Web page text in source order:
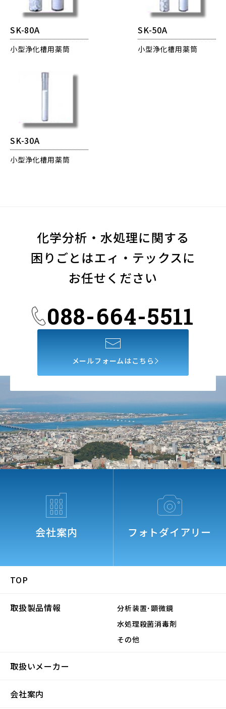
SK-80A
小型浄化槽用薬筒
SK-50A
小型浄化槽用薬筒
SK-30A
小型浄化槽用薬筒
化学分析・ 水処理に関する
困りごとはエィ・テックスに
お任せください
088-664-5511
メールフォームはこちら
会社案内 フォトダイアリー
TOP
取扱製品情報
分析装置･顕微鏡
水処理殺菌消毒剤
その他
取扱いメーカー
会社案内